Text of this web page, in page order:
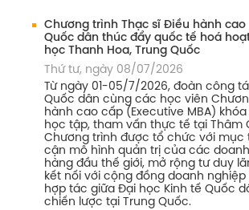
Chương trình Thạc sĩ Điều hành
Quốc dân thúc đẩy quốc tế hoá
học Thanh Hoa, Trung Quốc
Thứ tư, ngày 08/07/2026
Từ ngày 01-05/7/2026, đoàn công
Quốc dân cùng các học viên
hành cao cấp (Executive MBA)
học tập, tham vấn thực tế tại Thâm
Chương trình được tổ chức với mục
cận mô hình quản trị của các
hàng đầu thế giới, mở rộng tư duy
kết nối với cộng đồng doanh
hợp tác giữa Đại học Kinh tế Quốc
chiến lược tại Trung Quốc.